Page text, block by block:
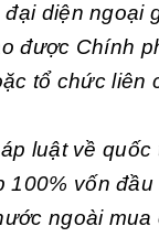
diện ngoại
được Chính
tổ chức liên
luật về quốc
vốn
ngoài